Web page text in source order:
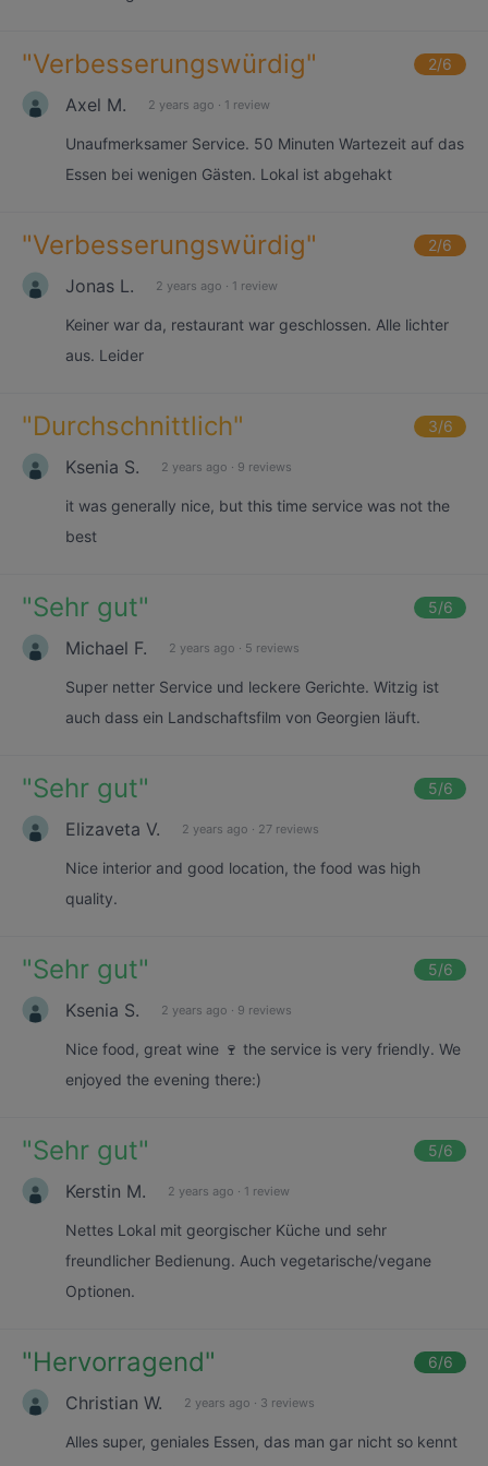
"Verbesserungswürdig" 2/6
Axel M. 2 years ago · 1 review
Unaufmerksamer Service. 50 Minuten Wartezeit auf das
Essen bei wenigen Gästen. Lokal ist abgehakt
"Verbesserungswürdig" 2/6
Jonas L. 2 years ago · 1 review
Keiner war da, restaurant war geschlossen. Alle lichter
aus. Leider
"Durchschnittlich" 3/6
Ksenia S. 2 years ago · 9 reviews
it was generally nice, but this time service was not the
best
"Sehr gut" 5/6
Michael F. 2 years ago · 5 reviews
Super netter Service und leckere Gerichte. Witzig ist
auch dass ein Landschaftsfilm von Georgien läuft.
"Sehr gut" 5/6
Elizaveta V. 2 years ago · 27 reviews
Nice interior and good location, the food was high
quality.
"Sehr gut" 5/6
Ksenia S. 2 years ago · 9 reviews
Nice food, great wine 🍷 the service is very friendly. We
enjoyed the evening there:)
"Sehr gut" 5/6
Kerstin M. 2 years ago · 1 review
Nettes Lokal mit georgischer Küche und sehr
freundlicher Bedienung. Auch vegetarische/vegane
Optionen.
"Hervorragend" 6/6
Christian W. 2 years ago · 3 reviews
Alles super, geniales Essen, das man gar nicht so kennt